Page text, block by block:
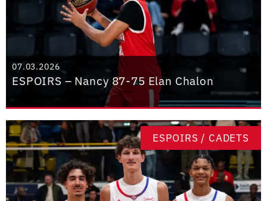
07.03.2026
ESPOIRS – Nancy 87-75 Elan Chalon
ESPOIRS / CADETS